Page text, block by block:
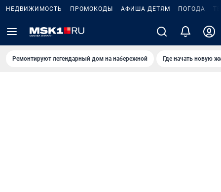
НЕДВИЖИМОСТЬ ПРОМОКОДЫ АФИША ДЕТЯМ ПОГОДА
Ремонтируют легендарный дом на набережной Где начать новую